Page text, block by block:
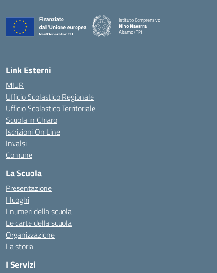
Istituto Comprensivo
Nino Navarra
Alcamo (TP)
Link Esterni
MIUR
Ufficio Scolastico Regionale
Ufficio Scolastico Territoriale
Scuola in Chiaro
Iscrizioni On Line
Invalsi
Comune
La Scuola
Presentazione
I luoghi
I numeri della scuola
Le carte della scuola
Organizzazione
La storia
I Servizi